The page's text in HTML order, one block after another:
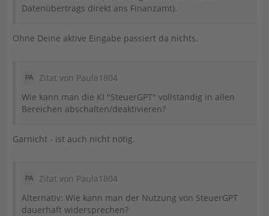
Datenübertrags direkt ans Finanzamt).
Ohne Deine aktive Eingabe passiert da nichts.
Zitat von Paula1804
Wie kann man die KI "SteuerGPT" vollständig in allen
Bereichen abschalten/deaktivieren?
Garnicht - ist auch nicht nötig.
Zitat von Paula1804
Alternativ: Wie kann man der Nutzung von SteuerGPT
dauerhaft widersprechen?